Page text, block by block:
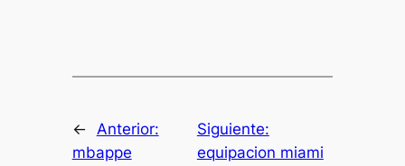
← Anterior:
mbappe
Siguiente:
equipacion miami